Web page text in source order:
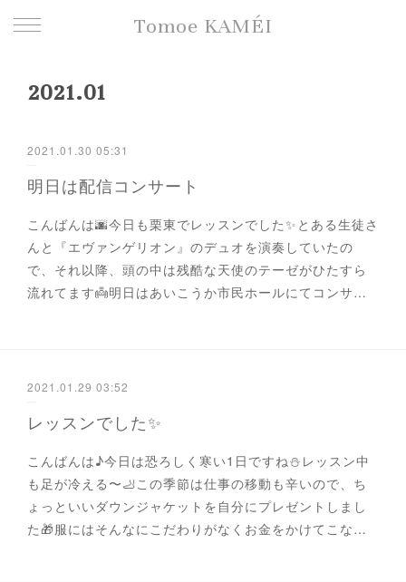
Tomoe KAMÉI
2021.01
2021.01.30 05:31
明日は配信コンサート
こんばんは🌆今日も栗東でレッスンでした✨とある生徒さ
んと『エヴァンゲリオン』のデュオを演奏していたの
で、それ以降、頭の中は残酷な天使のテーゼがひたすら
流れてます👼明日はあいこうか市民ホールにてコンサ…
2021.01.29 03:52
レッスンでした✨
こんばんは♪今日は恐ろしく寒い1日ですね⛄️レッスン中
も足が冷える〜🦶この季節は仕事の移動も辛いので、ち
ょっといいダウンジャケットを自分にプレゼントしまし
た🎁服にはそんなにこだわりがなくお金をかけてこな…